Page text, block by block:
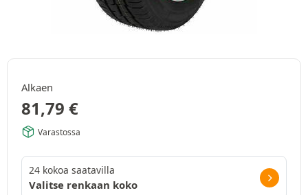
Alkaen
81,79 €
Varastossa
24 kokoa saatavilla
Valitse renkaan koko